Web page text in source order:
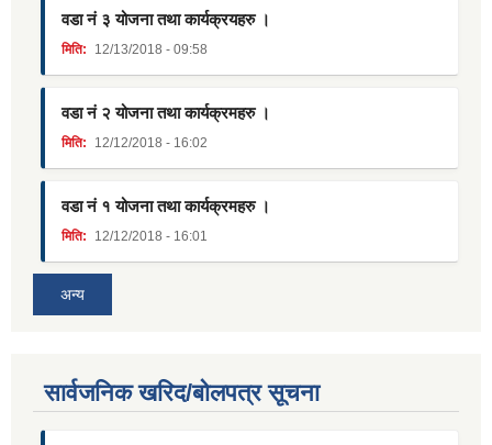
वडा नं ३ योजना तथा कार्यक्रयहरु ।
मिति: 12/13/2018 - 09:58
वडा नं २ योजना तथा कार्यक्रमहरु ।
मिति: 12/12/2018 - 16:02
वडा नं १ योजना तथा कार्यक्रमहरु ।
मिति: 12/12/2018 - 16:01
अन्य
सार्वजनिक खरिद/बोलपत्र सूचना